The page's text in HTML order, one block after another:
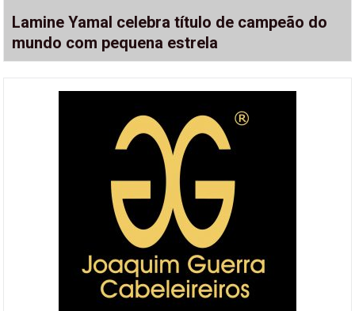
Lamine Yamal celebra título de campeão do
mundo com pequena estrela